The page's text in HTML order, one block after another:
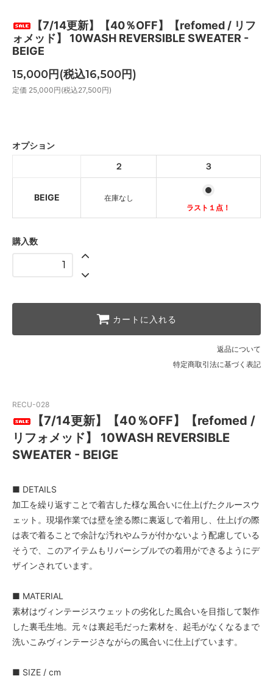
【7/14更新】【40％OFF】【refomed / リフ
ォメッド】 10WASH REVERSIBLE SWEATER -
BEIGE
15,000円(税込16,500円)
定価 25,000円(税込27,500円)
オプション
２
３
BEIGE
在庫なし
ラスト１点！
購入数
カートに入れる
返品について
特定商取引法に基づく表記
RECU-028
【7/14更新】【40％OFF】【refomed /
リフォメッド】 10WASH REVERSIBLE
SWEATER - BEIGE
■ DETAILS
加工を繰り返すことで着古した様な風合いに仕上げたクルースウ
ェット。現場作業では壁を塗る際に裏返しで着用し、仕上げの際
は表で着ることで余計な汚れやムラが付かないよう配慮している
そうで、このアイテムもリバーシブルでの着用ができるようにデ
ザインされています。
■ MATERIAL
素材はヴィンテージスウェットの劣化した風合いを目指して製作
した裏毛生地。元々は裏起毛だった素材を、起毛がなくなるまで
洗いこみヴィンテージさながらの風合いに仕上げています。
■ SIZE / cm